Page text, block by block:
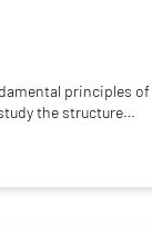
principles
the structure…